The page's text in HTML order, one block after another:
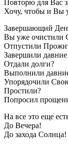
Повторю для Вас
Хочу, чтобы и Вы
Завершающий
Вы уже очистили
Отпустили
Завершили давние
Отдали долги?
Выполнили
Упорядочили
Простили?
Попросил
На все это еще
До Вечера!
До захода Солнца!